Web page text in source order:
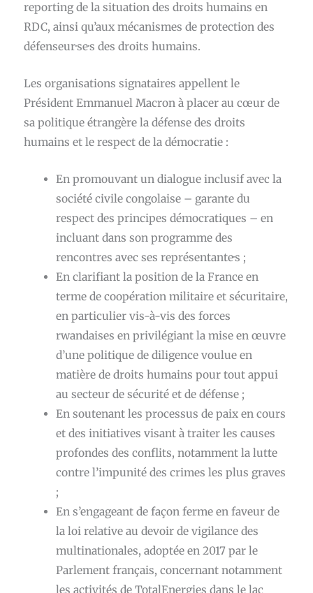
reporting de la situation des droits humains en
RDC, ainsi qu’aux mécanismes de protection des
défenseur·se·s des droits humains.
Les organisations signataires appellent le
Président Emmanuel Macron à placer au cœur de
sa politique étrangère la défense des droits
humains et le respect de la démocratie :
En promouvant un dialogue inclusif avec la
société civile congolaise – garante du
respect des principes démocratiques – en
incluant dans son programme des
rencontres avec ses représentante·s ;
En clarifiant la position de la France en
terme de coopération militaire et sécuritaire,
en particulier vis-à-vis des forces
rwandaises en privilégiant la mise en œuvre
d’une politique de diligence voulue en
matière de droits humains pour tout appui
au secteur de sécurité et de défense ;
En soutenant les processus de paix en cours
et des initiatives visant à traiter les causes
profondes des conflits, notamment la lutte
contre l’impunité des crimes les plus graves
;
En s’engageant de façon ferme en faveur de
la loi relative au devoir de vigilance des
multinationales, adoptée en 2017 par le
Parlement français, concernant notamment
les activités de TotalEnergies dans le lac